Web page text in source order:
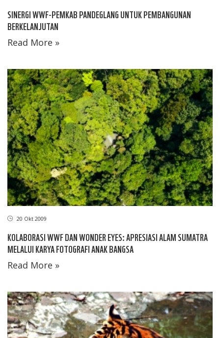
SINERGI WWF-PEMKAB PANDEGLANG UNTUK PEMBANGUNAN
BERKELANJUTAN
Read More »
20 Okt 2009
KOLABORASI WWF DAN WONDER EYES: APRESIASI ALAM SUMATRA
MELALUI KARYA FOTOGRAFI ANAK BANGSA
Read More »